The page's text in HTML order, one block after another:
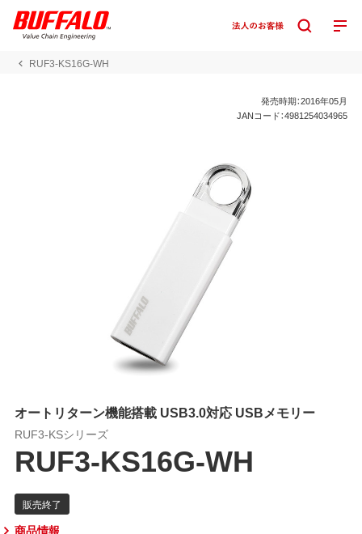
RUF3-KS16G-WH
発売時期：2016年05月
JANコード：4981254034965
オートリターン機能搭載 USB3.0対応 USBメモリー
RUF3-KSシリーズ
RUF3-KS16G-WH
商品情報